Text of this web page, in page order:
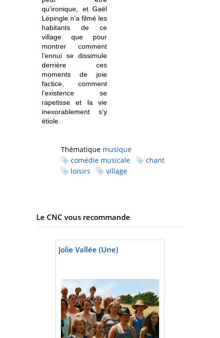
qu’ironique, et Gaël
Lépingle n’a filmé les
habitants de ce
village que pour
montrer comment
l’ennui se dissimule
derrière ces
moments de joie
factice, comment
l’existence se
rapetisse et la vie
inexorablement s’y
étiole.
Thématique musique
comédie musicale
chant
loisirs
village
Le CNC vous recommande
Jolie Vallée (Une)